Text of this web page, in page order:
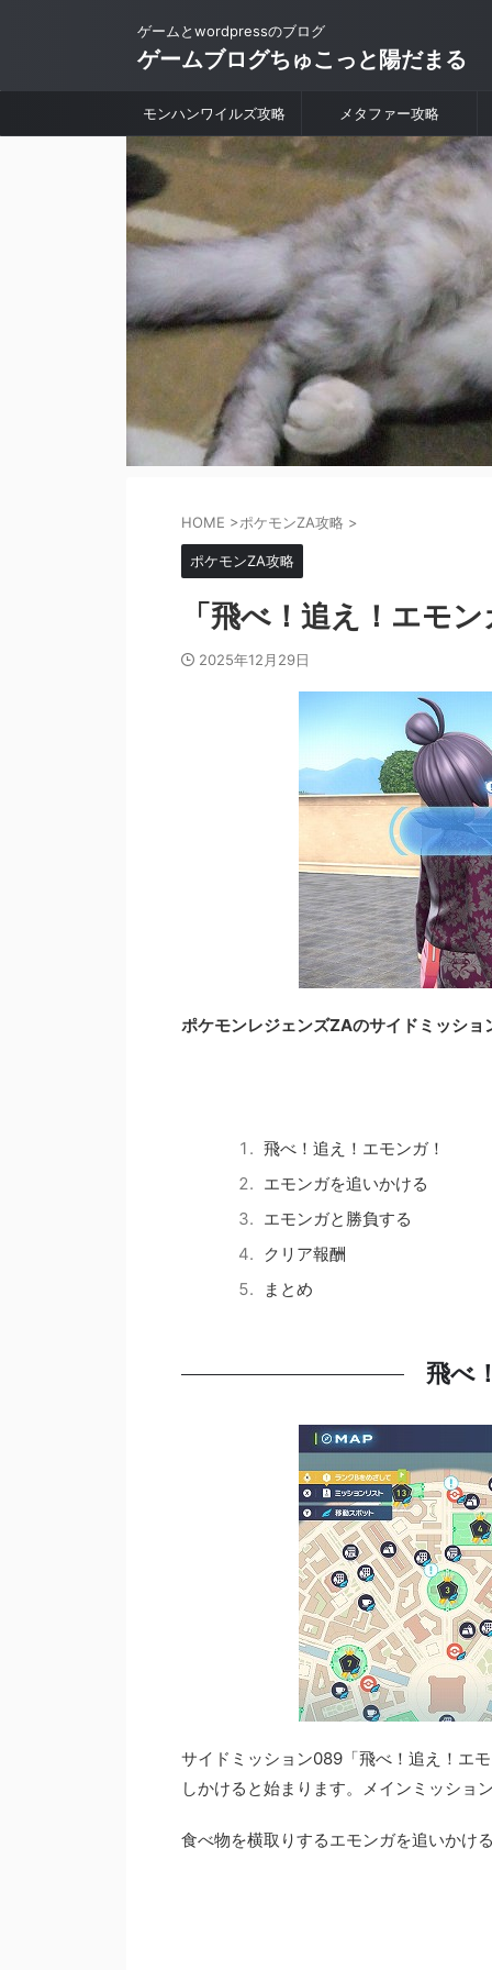
ゲームとwordpressのブログ
ゲームブログちゅこっと陽だまる
モンハンワイルズ攻略 メタファー攻略
HOME >ポケモンZA攻略 >
ポケモンZA攻略
「飛べ！追え！エモ
2025年12月29日
ポケモンレジェンズZAのサイドミッシ
飛べ！追え！エモンガ！
エモンガを追いかける
エモンガと勝負する
クリア報酬
まとめ
飛べ
サイドミッション089「飛べ！追え！エ
しかけると始まります。メインミッショ
食べ物を横取りするエモンガを追いかけ